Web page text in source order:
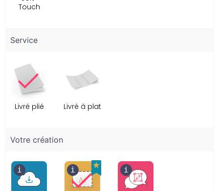
Touch
Service
Livré plié Livré à plat
Votre création